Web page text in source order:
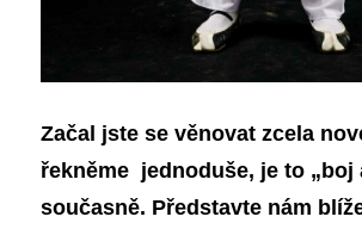
Začal jste se věnovat zcela
řekněme jednoduše, je to „boj
současně. Představte nám